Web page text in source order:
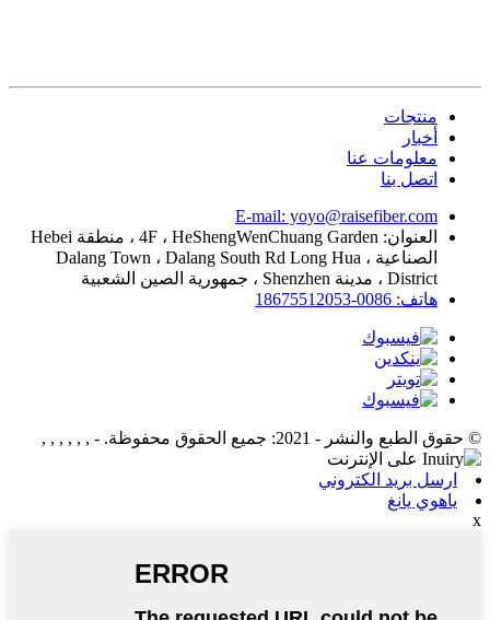
منتجات
أخبار
معلومات عنا
اتصل بنا
E-mail: yoyo@raisefiber.com
العنوان: 4F ، HeShengWenChuang Garden ، منطقة Hebei
الصناعية ، Dalang Town ، Dalang South Rd Long Hua
District ، مدينة Shenzhen ، جمهورية الصين الشعبية
هاتف: 0086-18675512053
© حقوق الطبع والنشر - 2021: جميع الحقوق محفوظة. - , , , , , ,
ارسل بريد الكتروني
ياهوي يانغ
x